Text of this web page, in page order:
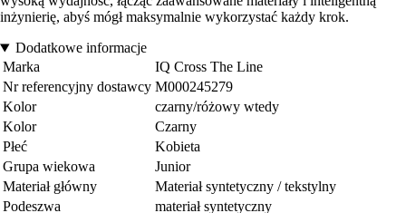
inżynierię, abyś mógł maksymalnie wykorzystać każdy krok.
Dodatkowe informacje
Marka
IQ Cross The Line
Nr referencyjny dostawcy M000245279
Kolor
czarny/różowy wtedy
Kolor
Czarny
Płeć
Kobieta
Grupa wiekowa
Junior
Materiał główny
Materiał syntetyczny / tekstylny
Podeszwa
materiał syntetyczny